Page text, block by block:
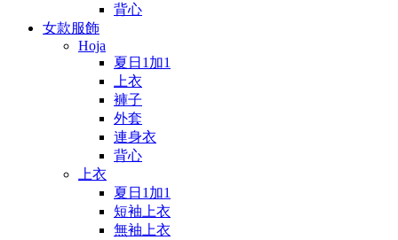
背心
女款服飾
Hoja
夏日1加1
上衣
褲子
外套
連身衣
背心
上衣
夏日1加1
短袖上衣
無袖上衣